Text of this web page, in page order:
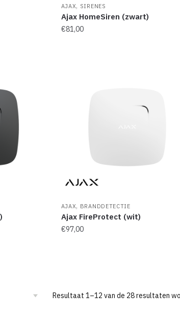
AJAX, SIRENES
Ajax HomeSiren (zwart)
€81,00
AJAX, BRANDDETECTIE
Ajax FireProtect (wit)
€97,00
Resultaat 1–12 van de 28 resultaten